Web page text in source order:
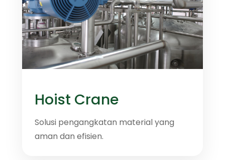
Hoist Crane
Solusi pengangkatan material yang
aman dan efisien.